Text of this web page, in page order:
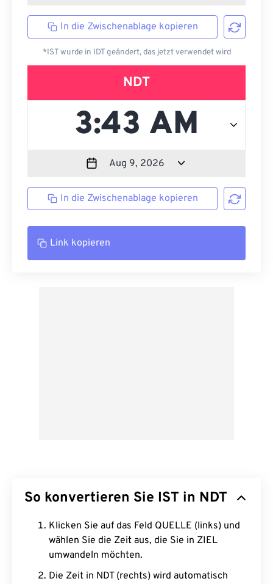
In die Zwischenablage kopieren
*IST wurde in IDT geändert, das jetzt verwendet wird
NDT
In die Zwischenablage kopieren
Link kopieren
So konvertieren Sie IST in NDT
Klicken Sie auf das Feld QUELLE (links) und
wählen Sie die Zeit aus, die Sie in ZIEL
umwandeln möchten.
Die Zeit in NDT (rechts) wird automatisch